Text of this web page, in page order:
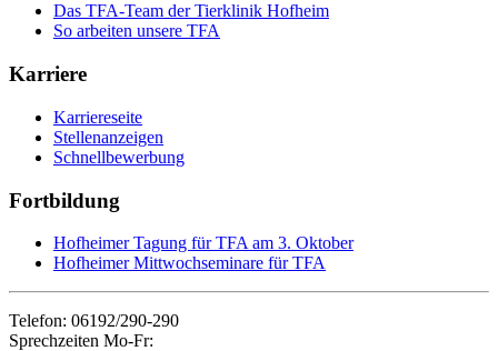
Das TFA-Team der Tierklinik Hofheim
So arbeiten unsere TFA
Karriere
Karriereseite
Stellenanzeigen
Schnellbewerbung
Fortbildung
Hofheimer Tagung für TFA am 3. Oktober
Hofheimer Mittwochseminare für TFA
Telefon: 06192/290-290
Sprechzeiten Mo-Fr: